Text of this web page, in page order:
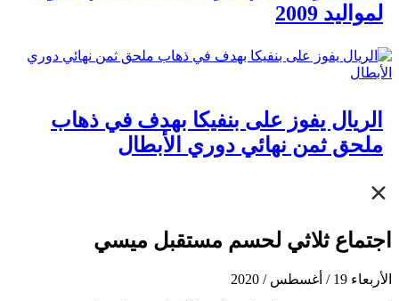
لمواليد 2009
الريال يفوز على بنفيكا بهدف في ذهاب
ملحق ثمن نهائي دوري الأبطال
اجتماع ثلاثي لحسم مستقبل ميسي
الأربعاء 19 / أغسطس / 2020